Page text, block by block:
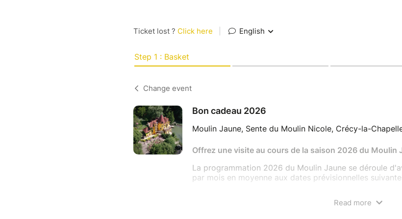
Ticket lost ? Click here English
Step 1 : Basket
Change event
Bon cadeau 2026
Moulin Jaune, Sente du Moulin Nicole, Crécy-la-
Offrez une visite au cours de la saison 2026 du Moulin
La programmation 2026 du Moulin Jaune se déroule
par mois en moyenne aux dates prévisionnelles
Read more